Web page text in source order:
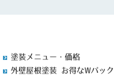
塗装メニュー・価格
外壁屋根塗装 お得なWパック